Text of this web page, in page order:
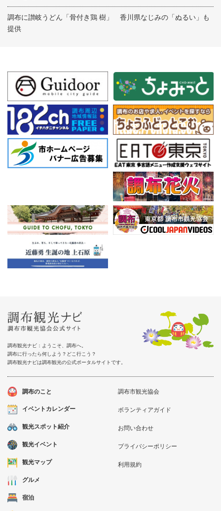
調布に讃岐うどん「骨付き鶏 樹」 香川県なじみの「ぬるい」も
提供
調布観光ナビ：ようこそ、調布へ。
調布に行ったら何しよう？どこ行こう？
調布観光ナビは調布観光の公式ポータルサイトです。
調布のこと
イベントカレンダー
観光スポット紹介
観光イベント
観光マップ
グルメ
宿泊
調布市観光協会
ボランティアガイド
お問い合わせ
プライバシーポリシー
利用規約